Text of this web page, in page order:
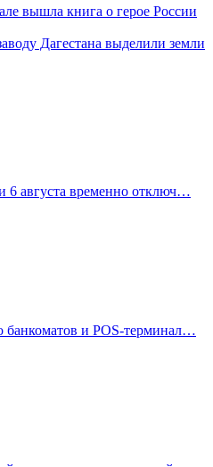
вышла книга о герое России
Дагестана выделили земли
6 августа временно отключ…
банкоматов и POS-терминал…